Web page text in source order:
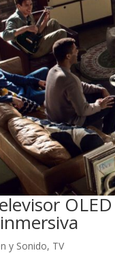
y Sonido, TV